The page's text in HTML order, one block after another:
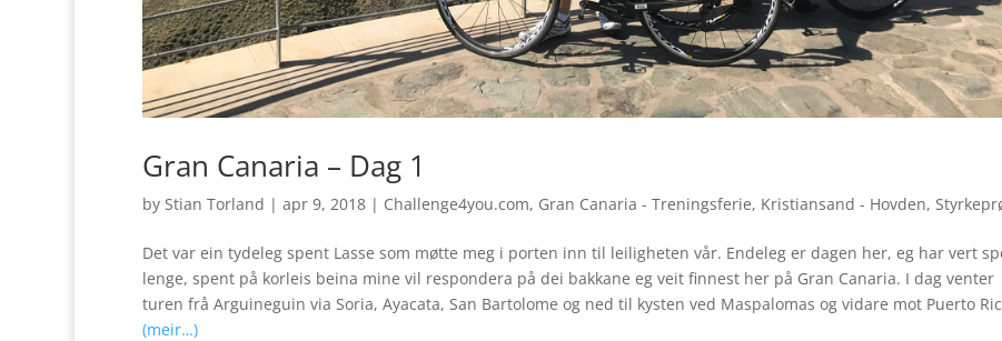
Gran Canaria – Dag 1
by Stian Torland | apr 9, 2018| Challenge4you.com, Gran Canaria - Treningsferie, Kristiansand - Hovden,
Det var ein tydeleg spent Lasse som møtte meg i porten inn til leiligheten vår. Endeleg er dagen her, eg har vert
lenge, spent på korleis beina mine vil respondera på dei bakkane eg veit finnest her på Gran Canaria. I dag venter
turen frå Arguineguin via Soria, Ayacata, San Bartolome og ned til kysten ved Maspalomas og vidare mot Puerto
(meir…)